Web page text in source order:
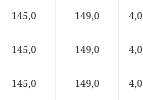
145,0 149,0
4,0
145,0 149,0
4,0
145,0 149,0
4,0